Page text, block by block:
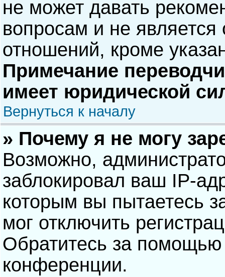
не может давать
вопросам и не
отношений, кроме
Примечание
имеет юридической
Вернуться к началу
» Почему я не могу
Возможно,
заблокировал ваш IP-
которым вы пытаетесь
мог отключить
Обратитесь за помощью
конференции.